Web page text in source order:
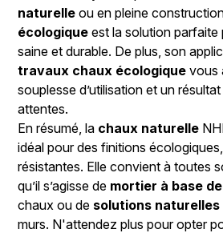
naturelle ou en pleine
écologique est la solution parfaite
saine et durable. De plus, son
travaux chaux écologique vous
souplesse d’utilisation et un
attentes.
En résumé, la chaux naturelle
idéal pour des finitions
résistantes. Elle convient à toutes
qu’il s’agisse de mortier à base
chaux ou de solutions naturelles
murs. N'attendez plus pour opter